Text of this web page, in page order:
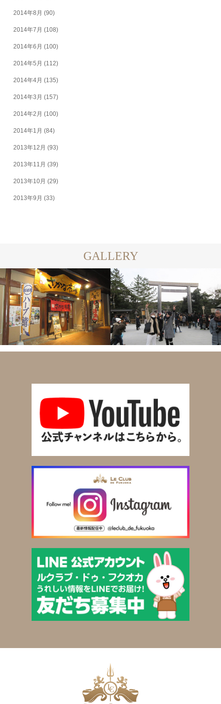
2014年8月 (90)
2014年7月 (108)
2014年6月 (100)
2014年5月 (112)
2014年4月 (135)
2014年3月 (157)
2014年2月 (100)
2014年1月 (84)
2013年12月 (93)
2013年11月 (39)
2013年10月 (29)
2013年9月 (33)
GALLERY